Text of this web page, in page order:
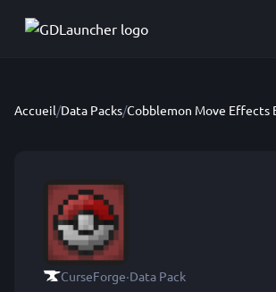
Accueil/Data Packs/
CurseForge·Data Pack